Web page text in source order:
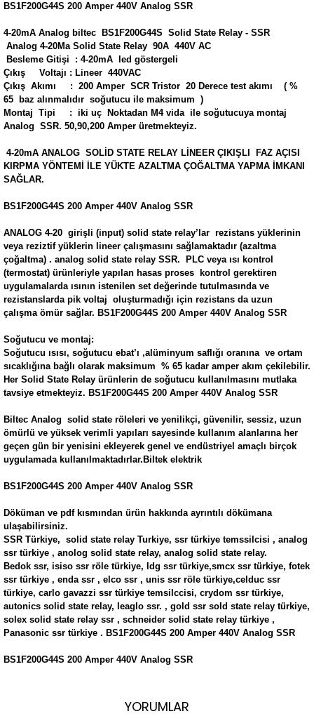
BS1F200G44S 200 Amper 440V Analog SSR
4-20mA Analog biltec BS1F200G44S Solid State Relay - SSR
Analog 4-20Ma Solid State Relay 90A 440V AC
Besleme Gitişi : 4-20mA led göstergeli
Çıkış Voltajı : Lineer 440VAC
Çıkış Akımı : 200 Amper SCR Tristor 20 Derece test akımı ( %
65 baz alınmalıdır soğutucu ile maksimum )
Montaj Tipi : iki uç Noktadan M4 vida ile soğutucuya montaj
Analog SSR. 50,90,200 Amper üretmekteyiz.
4-20mA ANALOG SOLİD STATE RELAY LİNEER ÇIKIŞLI FAZ AÇISI
KIRPMA YÖNTEMİ İLE YÜKTE AZALTMA ÇOĞALTMA YAPMA İMKANI
SAĞLAR.
BS1F200G44S 200 Amper 440V Analog SSR
ANALOG 4-20 girişli (input) solid state relay’lar rezistans yüklerinin
veya reziztif yüklerin lineer çalışmasını sağlamaktadır (azaltma
çoğaltma) . analog solid state relay SSR. PLC veya ısı kontrol
(termostat) ürünleriyle yapılan hasas proses kontrol gerektiren
uygulamalarda ısının istenilen set değerinde tutulmasında ve
rezistanslarda pik voltaj oluşturmadığı için rezistans da uzun
çalışma ömür sağlar. BS1F200G44S 200 Amper 440V Analog SSR
Soğutucu ve montaj:
Soğutucu ısısı, soğutucu ebat’ı ,alüminyum saflığı oranına ve ortam
sıcaklığına bağlı olarak maksimum % 65 kadar amper akım çekilebilir.
Her Solid State Relay ürünlerin de soğutucu kullanılmasını mutlaka
tavsiye etmekteyiz. BS1F200G44S 200 Amper 440V Analog SSR
Biltec Analog solid state röleleri ve yenilikçi, güvenilir, sessiz, uzun
ömürlü ve yüksek verimli yapıları sayesinde kullanım alanlarına her
geçen gün bir yenisini ekleyerek genel ve endüstriyel amaçlı birçok
uygulamada kullanılmaktadırlar.Biltek elektrik
BS1F200G44S 200 Amper 440V Analog SSR
Döküman ve pdf kısmından ürün hakkında ayrıntılı dökümana
ulaşabilirsiniz.
SSR Türkiye, solid state relay Turkiye, ssr türkiye temssilcisi , analog
ssr türkiye , anolog solid state relay, analog solid state relay.
Bedok ssr, isiso ssr röle türkiye, ldg ssr türkiye,smcx ssr türkiye, fotek
ssr türkiye , enda ssr , elco ssr , unis ssr röle türkiye,celduc ssr
türkiye, carlo gavazzi ssr türkiye temsilccisi, crydom ssr türkiye,
autonics solid state relay, leaglo ssr. , gold ssr sold state relay türkiye,
solex solid state relay ssr , schneider solid state relay türkiye ,
Panasonic ssr türkiye . BS1F200G44S 200 Amper 440V Analog SSR
BS1F200G44S 200 Amper 440V Analog SSR
YORUMLAR